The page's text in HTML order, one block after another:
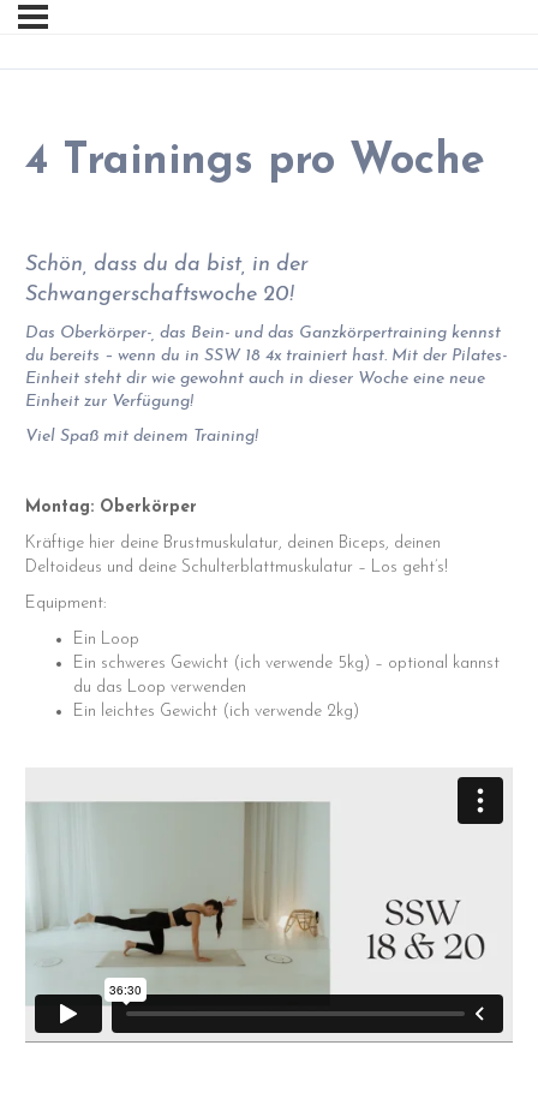
4 Trainings pro Woche
Schön, dass du da bist, in der
Schwangerschaftswoche 20!
Das Oberkörper-, das Bein- und das Ganzkörpertraining kennst
du bereits – wenn du in SSW 18 4x trainiert hast. Mit der Pilates-
Einheit steht dir wie gewohnt auch in dieser Woche eine neue
Einheit zur Verfügung!
Viel Spaß mit deinem Training!
Montag: Oberkörper
Kräftige hier deine Brustmuskulatur, deinen Biceps, deinen
Deltoideus und deine Schulterblattmuskulatur – Los geht’s!
Equipment:
Ein Loop
Ein schweres Gewicht (ich verwende 5kg) – optional kannst
du das Loop verwenden
Ein leichtes Gewicht (ich verwende 2kg)